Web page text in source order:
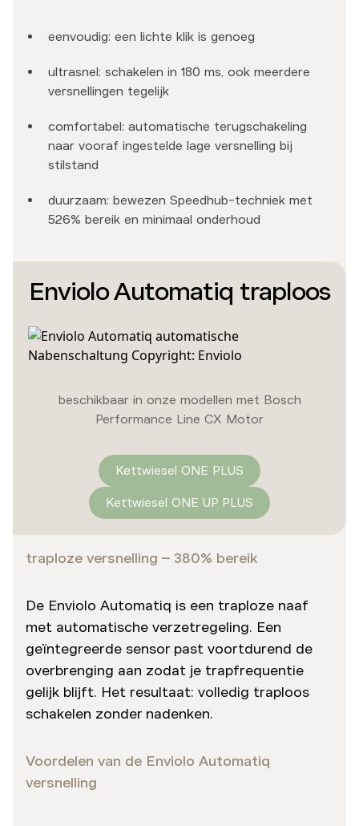
eenvoudig: een lichte klik is genoeg
ultrasnel: schakelen in 180 ms, ook meerdere
versnellingen tegelijk
comfortabel: automatische terugschakeling
naar vooraf ingestelde lage versnelling bij
stilstand
duurzaam: bewezen Speedhub-techniek met
526% bereik en minimaal onderhoud
Enviolo Automatiq traploos
beschikbaar in onze modellen met Bosch
Performance Line CX Motor
Kettwiesel ONE PLUS
Kettwiesel ONE UP PLUS
traploze versnelling – 380% bereik
De Enviolo Automatiq is een traploze naaf
met automatische verzetregeling. Een
geïntegreerde sensor past voortdurend de
overbrenging aan zodat je trapfrequentie
gelijk blijft. Het resultaat: volledig traploos
schakelen zonder nadenken.
Voordelen van de Enviolo Automatiq
versnelling